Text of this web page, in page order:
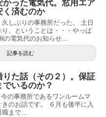
かった電気代。窓用エア
く済むのか
しぶりの事務所だった。 土日
り、ということは・・・やっぱ
の電気代のお知らせ...
記事を読む
りた話（その２）。保証
いるのか？
の事務所であるワンルームマ
のお話です。 ６月も後半に入
職まで...